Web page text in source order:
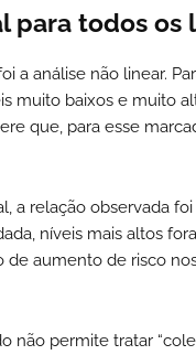
para todos os
a análise não linear.
muito baixos e muito
que, para esse
a relação observada
níveis mais altos
de aumento de risco
não permite tratar